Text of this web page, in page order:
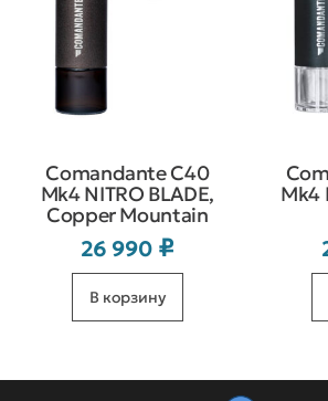
Comandante C40
Mk4 NITRO BLADE,
Copper Mountain
26 990 ₽
В корзину
Mk4